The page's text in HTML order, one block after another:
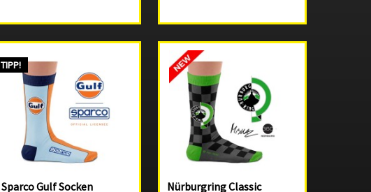
TIPP!
Sparco Gulf Socken
Nürburgring Classic